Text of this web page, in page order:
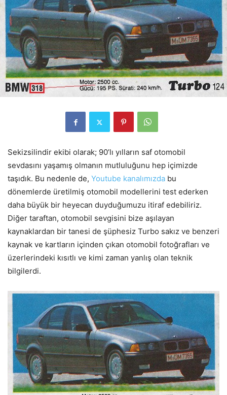
Sekizsilindir ekibi olarak; 90’lı yılların saf otomobil
sevdasını yaşamış olmanın mutluluğunu hep içimizde
taşıdık. Bu nedenle de, Youtube kanalımızda bu
dönemlerde üretilmiş otomobil modellerini test ederken
daha büyük bir heyecan duyduğumuzu itiraf edebiliriz.
Diğer taraftan, otomobil sevgisini bize aşılayan
kaynaklardan bir tanesi de şüphesiz Turbo sakız ve benzeri
kaynak ve kartların içinden çıkan otomobil fotoğrafları ve
üzerlerindeki kısıtlı ve kimi zaman yanlış olan teknik
bilgilerdi.